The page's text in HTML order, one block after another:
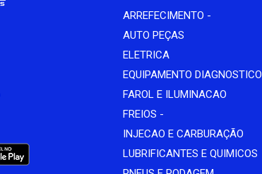
ARREFECIMENTO -
AUTO PEÇAS
ELETRICA
EQUIPAMENTO DIAGNOSTICO
FAROL E ILUMINACAO
FREIOS -
INJECAO E CARBURAÇÃO
LUBRIFICANTES E QUIMICOS